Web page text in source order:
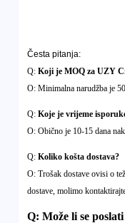
Česta pitanja:
Q:Koji je MOQ za UZY
O: Minimalna narudžba je
Q:Koje je vrijeme
O: Obično je 10-15 dana
Q:Koliko košta dostava?
O: Trošak dostave ovisi o
dostave, molimo
Q:Može li se